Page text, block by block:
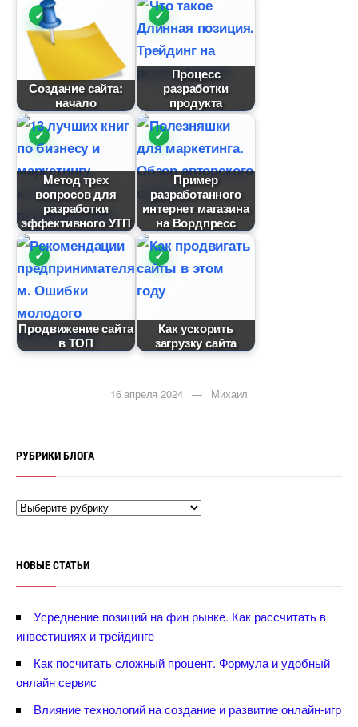
Создание сайта:
начало
Процесс
разработки
продукта
Метод трех
опросов для
разработки
эффективного УТП
Пример
разработанного
интернет магазина
на Вордпресс
Продвижение сайта
ТОП
Как ускорить
загрузку сайта
16 апреля 2024 — Михаил
РУБРИКИ БЛОГА
НОВЫЕ СТАТЬИ
Усреднение позиций на фин рынке. Как рассчитать
инвестициях и трейдинге
Как посчитать сложный процент. Формула и удобный
онлайн сервис
лияние технологий на создание и развитие онлайн-игр